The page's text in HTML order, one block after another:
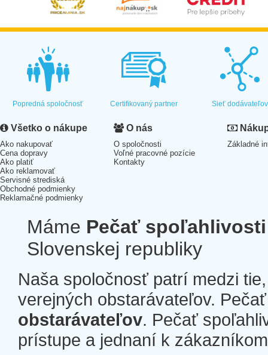
Popredná spoločnosť Certifikovaný partner Sieť dodávateľov
Všetko o nákupe
Ako nakupovať
Cena dopravy
Ako platiť
Ako reklamovať
Servisné strediská
Obchodné podmienky
Reklamačné podmienky
O nás
O spoločnosti
Voľné pracovné pozície
Kontakty
Základné
Máme Pečať spoľahlivosti
Slovenskej republiky
Naša spoločnosť patrí medzi
verejných obstarávateľov.
obstarávateľov. Pečať
prístupe a jednaní k